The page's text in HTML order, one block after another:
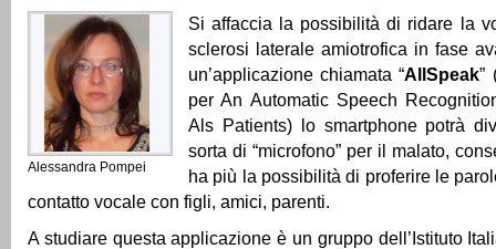
Alessandra Pompei
Si affaccia la possibilità di ridare la
sclerosi laterale amiotrofica in fase
un’applicazione chiamata “AllSpeak”
per An Automatic Speech
Als Patients) lo smartphone potrà
sorta di “microfono” per il malato,
ha più la possibilità di proferire le
contatto vocale con figli, amici, parenti.
A studiare questa applicazione è un gruppo dell’Istituto